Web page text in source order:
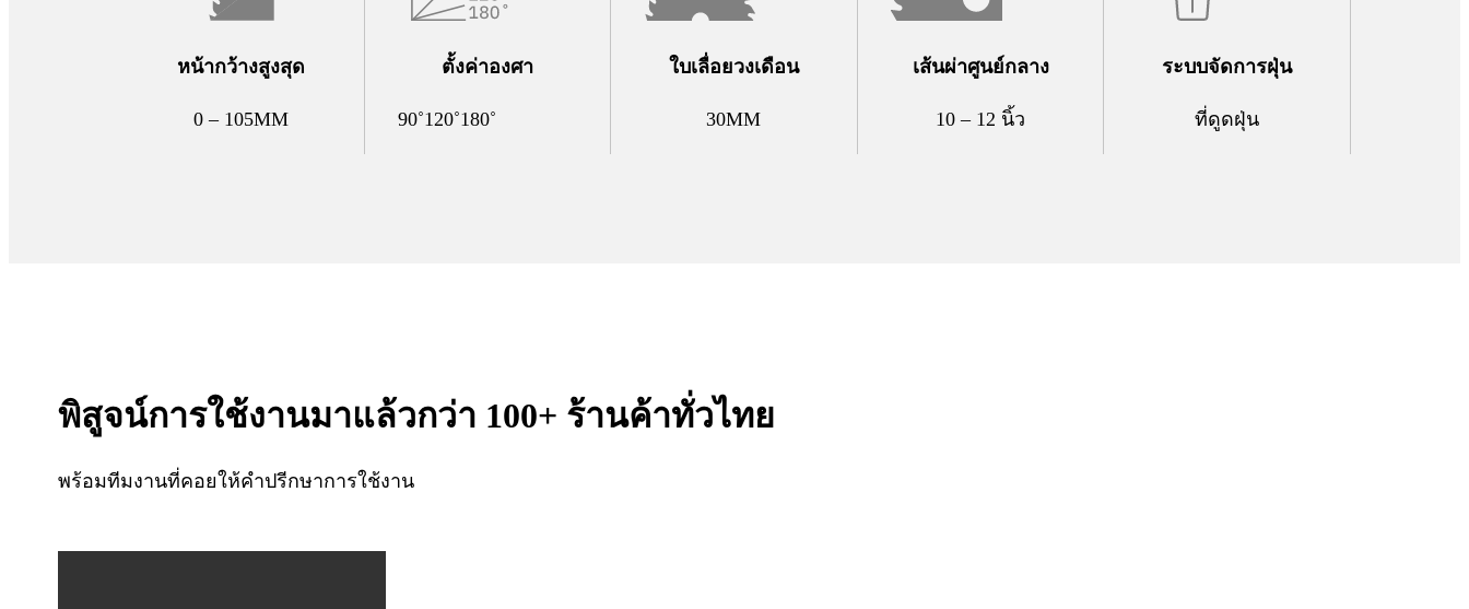
หน้ากว้างสูงสุด
0 – 105MM
ตั้งค่าองศา
90˚120˚180˚
ใบเลื่อยวงเดือน
30MM
เส้นผ่าศูนย์กลาง
10 – 12 นิ้ว
ระบบจัดการฝุ่น
ที่ดูดฝุ่น
พิสูจน์การใช้งานมาแล้วกว่า 100+ ร้านค้าทั่วไทย
พร้อมทีมงานที่คอยให้คำปรีกษาการใช้งาน